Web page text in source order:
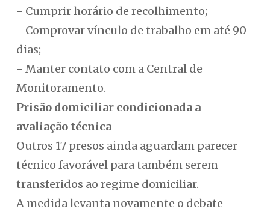
- Cumprir horário de recolhimento;
- Comprovar vínculo de trabalho em até 90
dias;
- Manter contato com a Central de
Monitoramento.
Prisão domiciliar condicionada a
avaliação técnica
Outros 17 presos ainda aguardam parecer
técnico favorável para também serem
transferidos ao regime domiciliar.
A medida levanta novamente o debate